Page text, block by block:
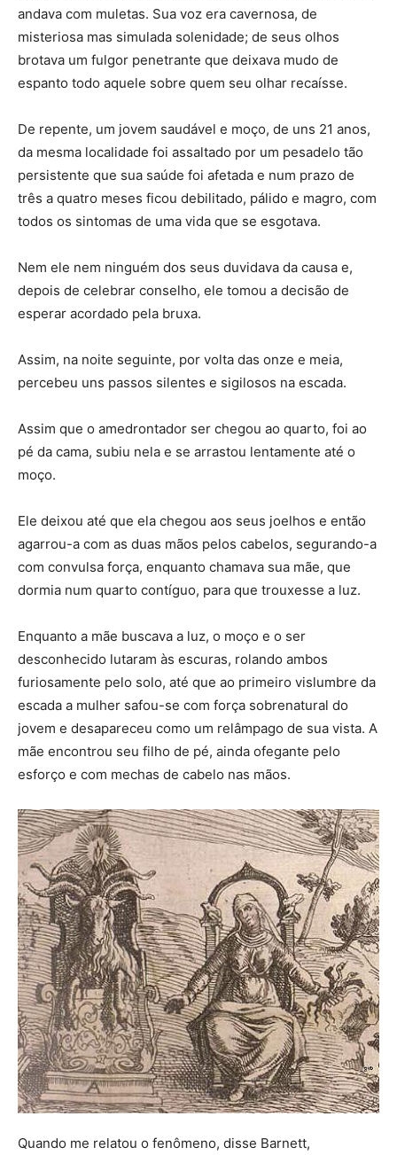
andava com muletas. Sua voz era cavernosa, de
misteriosa mas simulada solenidade; de seus olhos
brotava um fulgor penetrante que deixava mudo de
espanto todo aquele sobre quem seu olhar recaísse.
De repente, um jovem saudável e moço, de uns 21 anos,
da mesma localidade foi assaltado por um pesadelo tão
persistente que sua saúde foi afetada e num prazo de
três a quatro meses ficou debilitado, pálido e magro, com
todos os sintomas de uma vida que se esgotava.
Nem ele nem ninguém dos seus duvidava da causa e,
depois de celebrar conselho, ele tomou a decisão de
esperar acordado pela bruxa.
Assim, na noite seguinte, por volta das onze e meia,
percebeu uns passos silentes e sigilosos na escada.
Assim que o amedrontador ser chegou ao quarto, foi ao
pé da cama, subiu nela e se arrastou lentamente até o
moço.
Ele deixou até que ela chegou aos seus joelhos e então
agarrou-a com as duas mãos pelos cabelos, segurando-a
com convulsa força, enquanto chamava sua mãe, que
dormia num quarto contíguo, para que trouxesse a luz.
Enquanto a mãe buscava a luz, o moço e o ser
desconhecido lutaram às escuras, rolando ambos
furiosamente pelo solo, até que ao primeiro vislumbre da
escada a mulher safou-se com força sobrenatural do
jovem e desapareceu como um relâmpago de sua vista. A
mãe encontrou seu filho de pé, ainda ofegante pelo
esforço e com mechas de cabelo nas mãos.
Quando me relatou o fenômeno, disse Barnett,